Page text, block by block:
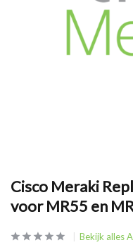
Cisco Meraki
voor MR55 en
Bekijk alles